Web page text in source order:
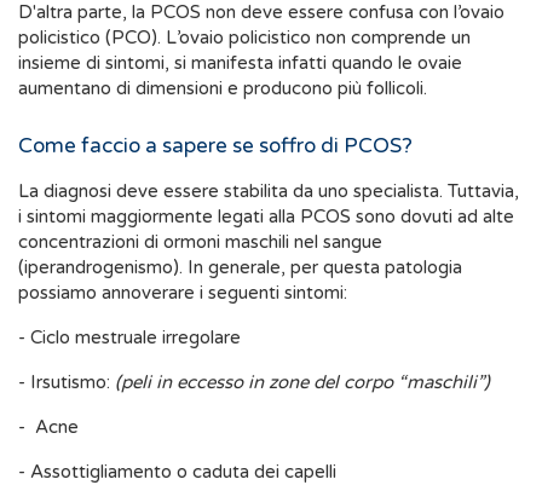
D'altra parte, la PCOS non deve essere confusa con l’ovaio
policistico (PCO). L’ovaio policistico non comprende un
insieme di sintomi, si manifesta infatti quando le ovaie
aumentano di dimensioni e producono più follicoli.
Come faccio a sapere se soffro di PCOS?
La diagnosi deve essere stabilita da uno specialista. Tuttavia,
i sintomi maggiormente legati alla PCOS sono dovuti ad alte
concentrazioni di ormoni maschili nel sangue
(iperandrogenismo). In generale, per questa patologia
possiamo annoverare i seguenti sintomi:
- Ciclo mestruale irregolare
- Irsutismo: (peli in eccesso in zone del corpo “maschili”)
- Acne
- Assottigliamento o caduta dei capelli